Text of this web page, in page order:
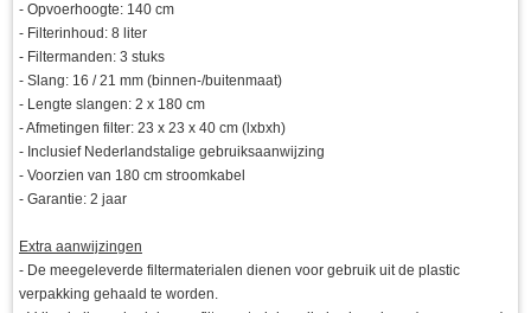
- Opvoerhoogte: 140 cm
- Filterinhoud: 8 liter
- Filtermanden: 3 stuks
- Slang: 16 / 21 mm (binnen-/buitenmaat)
- Lengte slangen: 2 x 180 cm
- Afmetingen filter: 23 x 23 x 40 cm (lxbxh)
- Inclusief Nederlandstalige gebruiksaanwijzing
- Voorzien van 180 cm stroomkabel
- Garantie: 2 jaar
Extra aanwijzingen
- De meegeleverde filtermaterialen dienen voor gebruik uit de plastic
verpakking gehaald te worden.